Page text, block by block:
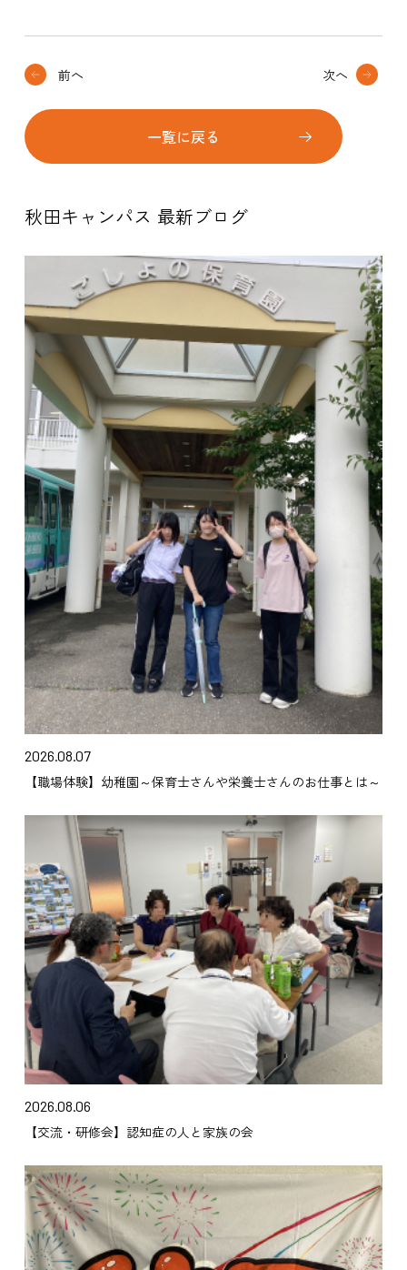
前へ
一覧に戻る
次へ
秋田キャンパス 最新ブログ
2026.08.07
【職場体験】幼稚園～保育士さんや栄養士さんのお仕事とは～
2026.08.06
【交流・研修会】認知症の人と家族の会